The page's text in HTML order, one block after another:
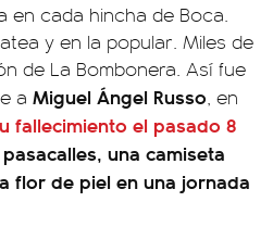
en cada hincha de Boca.
y en la popular. Miles de
de La Bombonera. Así fue
a Miguel Ángel Russo, en
fallecimiento el pasado 8
una camiseta
flor de piel en una jornada